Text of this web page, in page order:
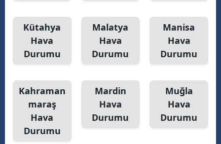
Kütahya
Hava
Durumu
Malatya
Hava
Durumu
Manisa
Hava
Durumu
Kahraman
maraş
Hava
Durumu
Mardin
Hava
Durumu
Muğla
Hava
Durumu